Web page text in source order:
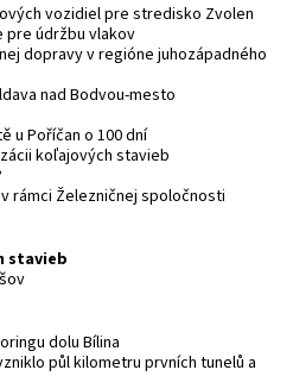
vozidiel pre stredisko Zvolen
pre údržbu vlakov
dopravy v regióne juhozápadného
nad Bodvou-mesto
u Poříčan o 100 dní
koľajových stavieb
rámci Železničnej spoločnosti
stavieb
dolu Bílina
půl kilometru prvních tunelů a